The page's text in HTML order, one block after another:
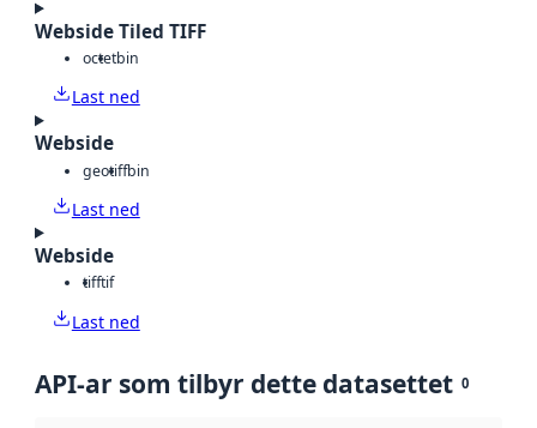
Webside Tiled TIFF
octetbin
Last ned
Webside
geotiffbin
Last ned
Webside
tifftif
Last ned
API-ar som tilbyr dette datasettet 0